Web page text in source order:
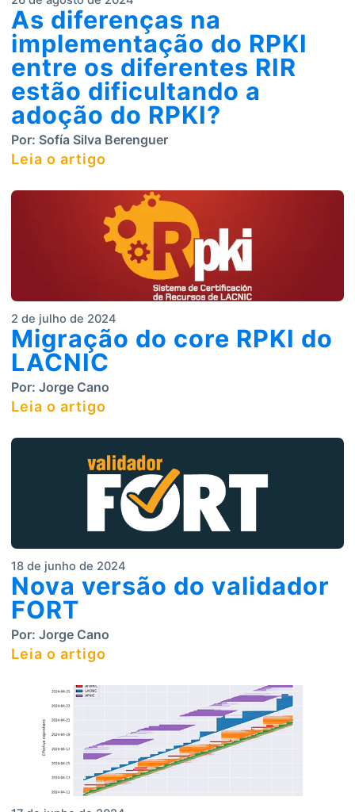
As diferenças na
implementação do RPKI
entre os diferentes RIR
estão dificultando a
adoção do RPKI?
Por: Sofía Silva Berenguer
Leia o artigo
2 de julho de 2024
Migração do core RPKI do
LACNIC
Por: Jorge Cano
Leia o artigo
18 de junho de 2024
Nova versão do validador
FORT
Por: Jorge Cano
Leia o artigo